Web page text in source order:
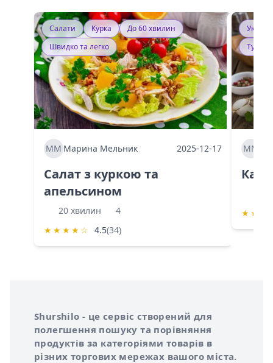
Салати Курка
До 60 хвилин
Швидко та легко
ММ Марина Мельник 2025-12-17
Салат з куркою та
апельсином
20 хвилин
4
★ ★ ★ ★ ☆ 4.5(34)
ММ
★ ★
Про сервіс Shurshilo
Shurshilo - це сервіс створений для
полегшення пошуку та порівняння
продуктів за категоріями товарів в
різних торгових мережах вашого міста.